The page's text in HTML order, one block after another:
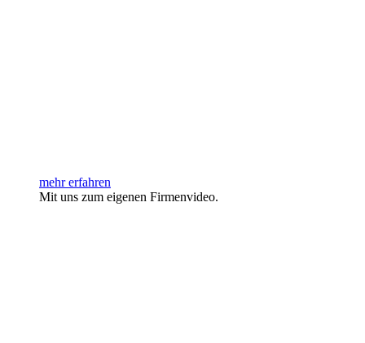
mehr erfahren
Mit uns zum eigenen Firmenvideo.